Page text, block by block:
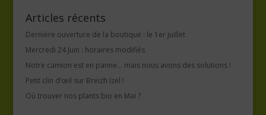
Articles récents
Dernière ouverture de la boutique : le 1er juillet
Mercredi 24 Juin : horaires modifiés
Notre camion est en panne… mais nous avons des solutions !
Petit clin d’œil sur Breizh Izel !
Où trouver nos plants bio en Mai ?